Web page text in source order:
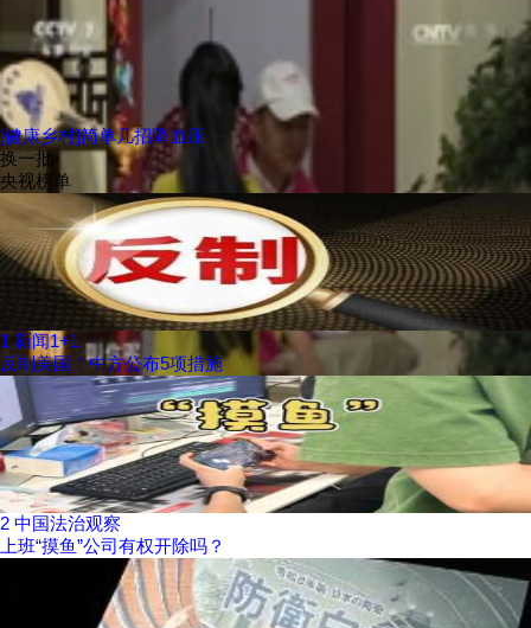
[健康乡村]简单几招降血压
换一批
央视榜单
1 新闻1+1
反制美国！中方公布5项措施
2 中国法治观察
上班“摸鱼”公司有权开除吗？